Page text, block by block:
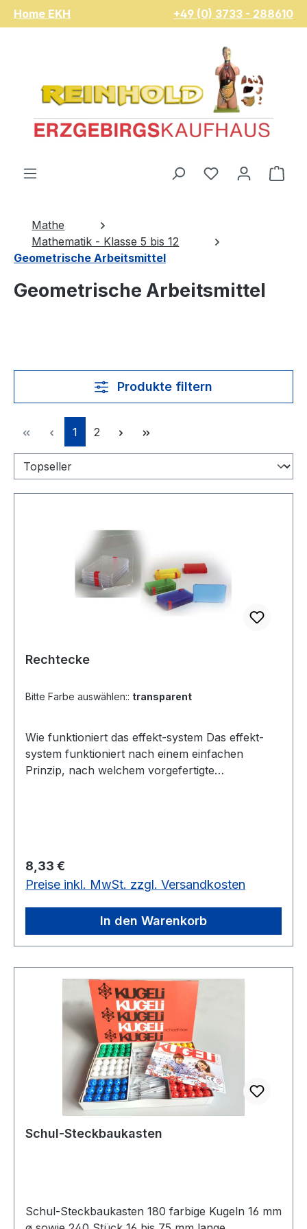
Zum Hauptinhalt springen
Home EKH +49 (0) 3733 - 288610
Du hast 0
Mathe
Mathematik - Klasse 5 bis 12
Geometrische Arbeitsmittel
Geometrische Arbeitsmittel
Produkte filtern
Seite
1 Seite
2
Rechtecke
Bitte Farbe auswählen:: transparent
Wie funktioniert das effekt-system Das effekt-
system funktioniert nach einem einfachen
Prinzip, nach welchem vorgefertigte
interessant: Es wird nämlich anschaulich, dass
jeweils 2 Seiten der Begrenzungsflächen zu
kann den Gummiring einfach einhängen, wenn
man die beiden Flächen mit ihrer Rückseite direkt
zu verbindenden Flächen auch nebeneinander
auf einen Tisch legen. Rechtecke 10 Stück
transparent oder farbig (gelb, blau, rot, grün)
Als Ergänzung zu den Baukästen oder einfach
als Startset zum Testen. Video Link:
http://vimeo.com/75240404 (Link kopieren -
neuen Tab öffnen - einfügen -
anschauen)Ergänzende Elemente oder als
Starterset für das effekt-system
Regulärer Preis:
8,33 €
Preise inkl. MwSt. zzgl. Versandkosten
In den Warenkorb
Schul-Steckbaukasten
Schul-Steckbaukasten 180 farbige Kugeln 16 mm